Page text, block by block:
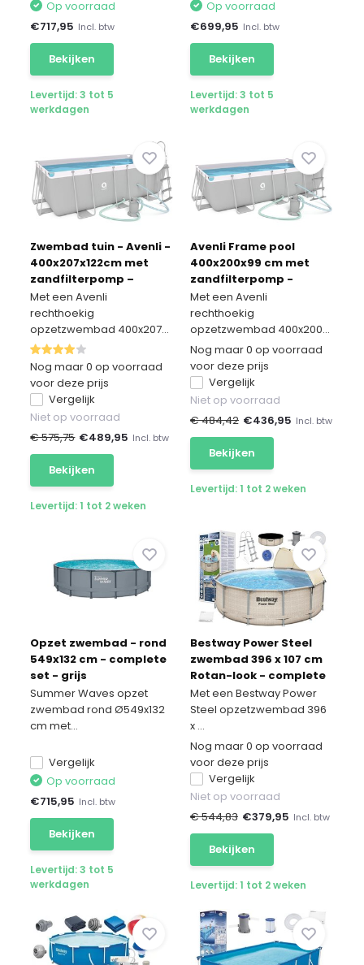
Op voorraad
€717,95 Incl. btw
Bekijken
Levertijd: 3 tot 5
werkdagen
Op voorraad
€699,95 Incl. btw
Bekijken
Levertijd: 3 tot 5
werkdagen
Zwembad tuin - Avenli -
400x207x122cm met
zandfilterpomp –
compleet
Met een Avenli
rechthoekig
opzetzwembad 400x207...
Nog maar 0 op voorraad
voor deze prijs
Vergelijk
Niet op voorraad
€ 575,75 €489,95 Incl. btw
Bekijken
Levertijd: 1 tot 2 weken
Avenli Frame pool
400x200x99 cm met
zandfilterpomp -
complete set
Met een Avenli
rechthoekig
opzetzwembad 400x200...
Nog maar 0 op voorraad
voor deze prijs
Vergelijk
Niet op voorraad
€ 484,42 €436,95 Incl. btw
Bekijken
Levertijd: 1 tot 2 weken
Opzet zwembad - rond
549x132 cm - complete
set - grijs
Summer Waves opzet
zwembad rond Ø549x132
cm met...
Vergelijk
Op voorraad
€715,95 Incl. btw
Bekijken
Levertijd: 3 tot 5
werkdagen
Bestway Power Steel
zwembad 396 x 107 cm
Rotan-look - complete
set
Met een Bestway Power
Steel opzetzwembad 396
x ...
Nog maar 0 op voorraad
voor deze prijs
Vergelijk
Niet op voorraad
€ 544,83 €379,95 Incl. btw
Bekijken
Levertijd: 1 tot 2 weken